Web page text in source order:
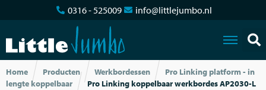
0316 - 525009 info@littlejumbo.nl
Home Producten Werkbordessen
Pro Linking platform - in
lengte koppelbaar
Pro Linking koppelbaar werkbordes AP2030-L